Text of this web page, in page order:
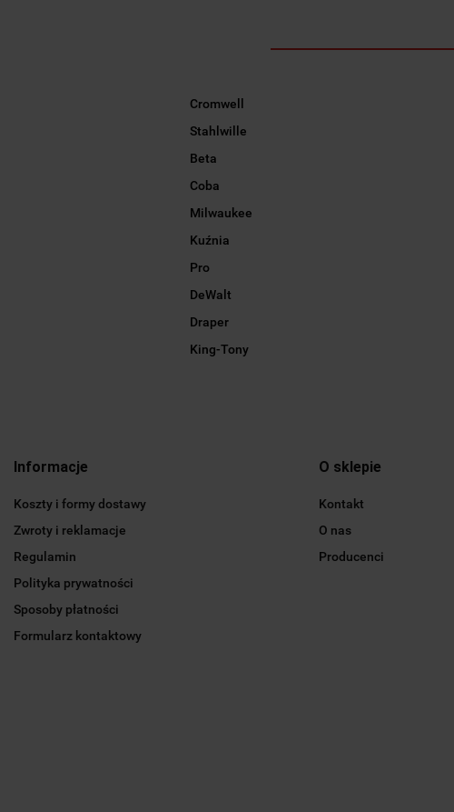
Cromwell
Stahlwille
Beta
Coba
Milwaukee
Kuźnia
Pro
DeWalt
Draper
King-Tony
Informacje
Koszty i formy dostawy
Zwroty i reklamacje
Regulamin
Polityka prywatności
Sposoby płatności
Formularz kontaktowy
O sklepie
Kontakt
O nas
Producenci